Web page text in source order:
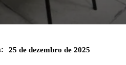
25 de dezembro de 2025